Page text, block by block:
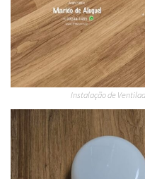
Instalação de